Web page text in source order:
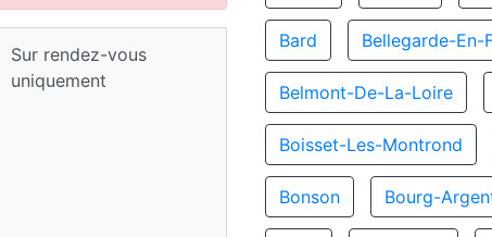
Sur rendez-vous
uniquement
Bard Bellegarde-En-
Belmont-De-La-Loire
Boisset-Les-Montrond
Bonson Bourg-